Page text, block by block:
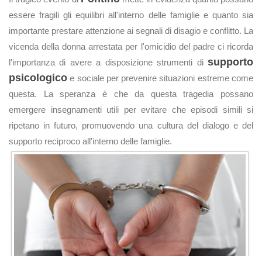
essere fragili gli equilibri all'interno delle famiglie e quanto sia
importante prestare attenzione ai segnali di disagio e conflitto. La
vicenda della donna arrestata per l'omicidio del padre ci ricorda
l'importanza di avere a disposizione strumenti di supporto
psicologico e sociale per prevenire situazioni estreme come
questa. La speranza è che da questa tragedia possano
emergere insegnamenti utili per evitare che episodi simili si
ripetano in futuro, promuovendo una cultura del dialogo e del
supporto reciproco all'interno delle famiglie.